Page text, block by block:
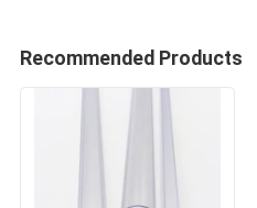
Recommended Products